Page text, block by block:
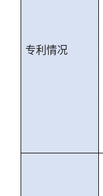
专利 情况